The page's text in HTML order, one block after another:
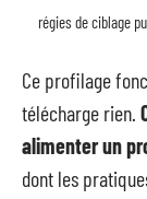
régies de ciblage
Ce profilage
télécharge rien.
alimenter un
dont les